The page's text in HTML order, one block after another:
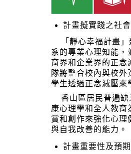
計畫擬實踐之社
「靜心幸福計畫」
系的專業心理知能，
育界和企業界的正念
隊將整合校內與校
學生透過正念減壓來
香山區居民普遍缺
康心理學和全人教育
賞和創作來強化心理
與自我改善的能力。
計畫重要性及預